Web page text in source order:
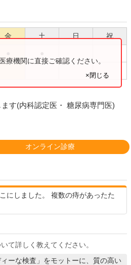
金 土 日 祝
機関に直接ご確認ください。
×閉じる
す(内科認定医・ 糖尿病専門医)
オンライン診療
にしました。 複数の痔があったた
て詳しく教えてください。
ーな検査」をモットーに、質の高い